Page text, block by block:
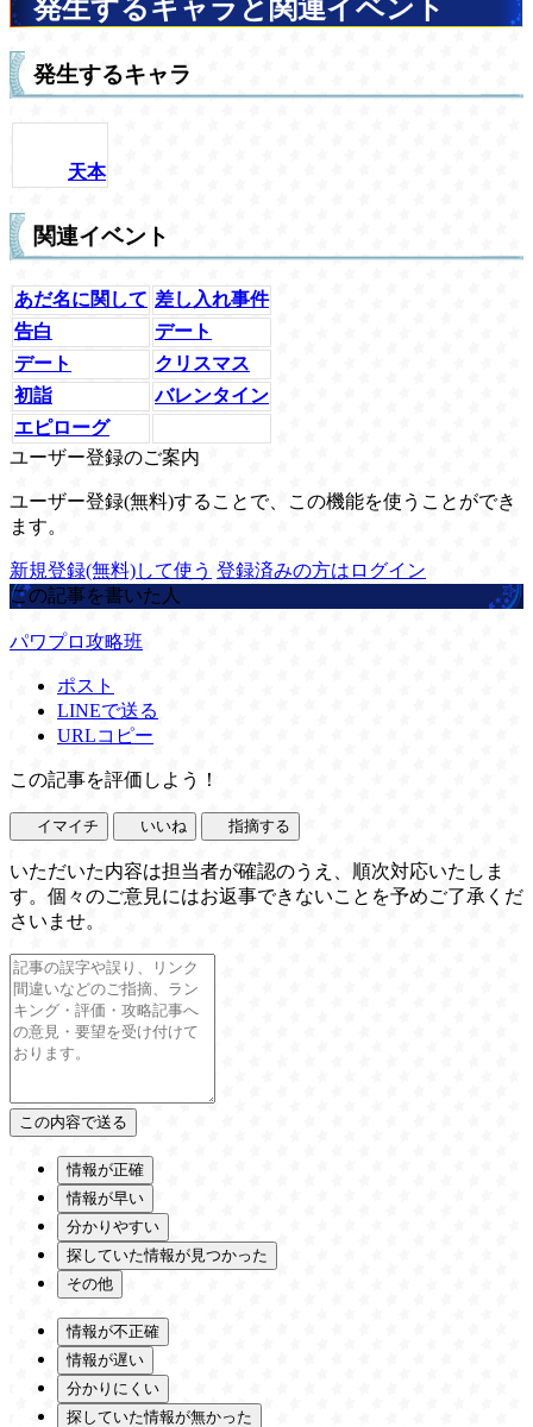
発生するキャラと関連イベント
発生するキャラ
天本
関連イベント
あだ名に関して 差し入れ事件
告白
デート
デート
クリスマス
初詣
バレンタイン
エピローグ
ユーザー登録のご案内
ユーザー登録(無料)することで、この機能を使うことができ
ます。
新規登録(無料)して使う 登録済みの方はログイン
この記事を書いた人
パワプロ攻略班
ポスト
LINEで送る
URLコピー
この記事を評価しよう！
イマイチ いいね 指摘する
いただいた内容は担当者が確認のうえ、順次対応いたしま
す。個々のご意見にはお返事できないことを予めご了承くだ
さいませ。
情報が正確
情報が早い
分かりやすい
探していた情報が見つかった
その他
情報が不正確
情報が遅い
分かりにくい
探していた情報が無かった